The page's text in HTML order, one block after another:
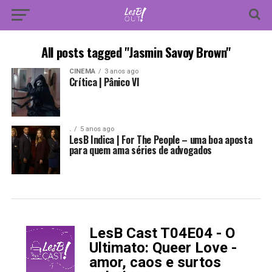
All posts tagged "Jasmin Savoy Brown"
CINEMA 3 anos ago
Crítica | Pânico VI
. 5 anos ago
LesB Indica | For The People – uma boa aposta
para quem ama séries de advogados
LesB Cast T04E04 - O
Ultimato: Queer Love -
amor, caos e surtos
-